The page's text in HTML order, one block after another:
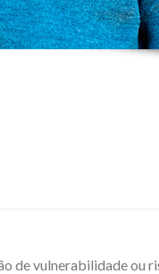
de vulnerabilidade ou